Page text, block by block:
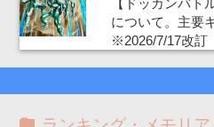
【ドッカンバト
について。主要
※2026/7/17改訂